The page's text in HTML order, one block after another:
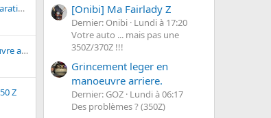
Garage pour entretien et réparation dans les secteurs Grenoble ou Lyon
Grincement leger en manoeuvre arriere.
Z
[Onibi] Ma Fairlady Z
Dernier: Onibi Lundi à 17:20
Votre auto ... mais pas une
350Z/370Z !!!
Grincement leger en
manoeuvre arriere.
Dernier: GOZ Lundi à 06:17
Des problèmes ? (350Z)